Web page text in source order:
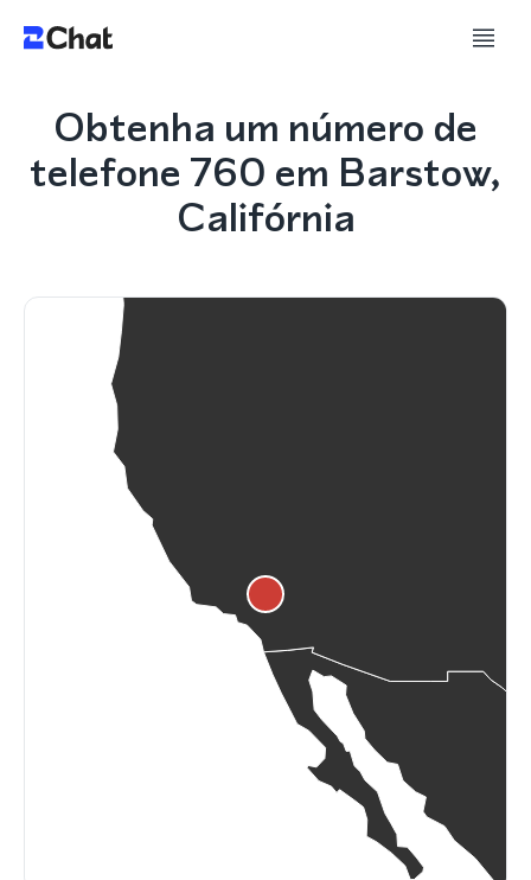
Obtenha um número de
telefone 760 em Barstow,
Califórnia